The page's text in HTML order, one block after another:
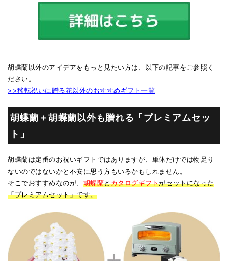
胡蝶蘭以外のアイデアをもっと見たい方は、以下の記事をご参照く
ださい。
>>移転祝いに贈る花以外のおすすめギフト一覧
胡蝶蘭＋胡蝶蘭以外も贈れる「プレミアムセッ
ト」
胡蝶蘭は定番のお祝いギフトではありますが、単体だけでは物足り
ないのではないかと不安に思う方もいるかもしれません。
そこでおすすめなのが、 胡蝶蘭とカタログギフトがセットになった
「プレミアムセット」です。